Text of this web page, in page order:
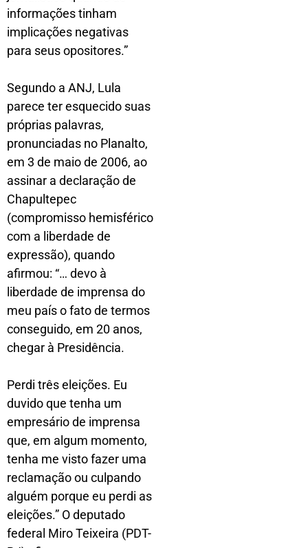
informações tinham
implicações negativas
para seus opositores.”
Segundo a ANJ, Lula
parece ter esquecido suas
próprias palavras,
pronunciadas no Planalto,
em 3 de maio de 2006, ao
assinar a declaração de
Chapultepec
(compromisso hemisférico
com a liberdade de
expressão), quando
afirmou: “… devo à
liberdade de imprensa do
meu país o fato de termos
conseguido, em 20 anos,
chegar à Presidência.
Perdi três eleições. Eu
duvido que tenha um
empresário de imprensa
que, em algum momento,
tenha me visto fazer uma
reclamação ou culpando
alguém porque eu perdi as
eleições.” O deputado
federal Miro Teixeira (PDT-